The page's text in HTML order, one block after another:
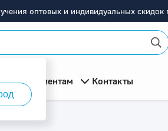
оптовых и индивидуальных скидок
Клиентам Контакты